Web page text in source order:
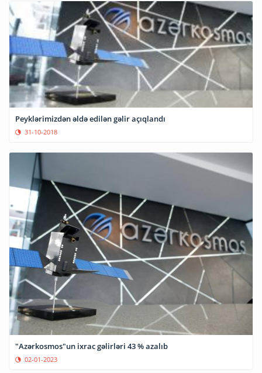
Peyklərimizdən əldə edilən gəlir açıqlandı
31-10-2018
"Azərkosmos"un ixrac gəlirləri 43 % azalıb
02-01-2023